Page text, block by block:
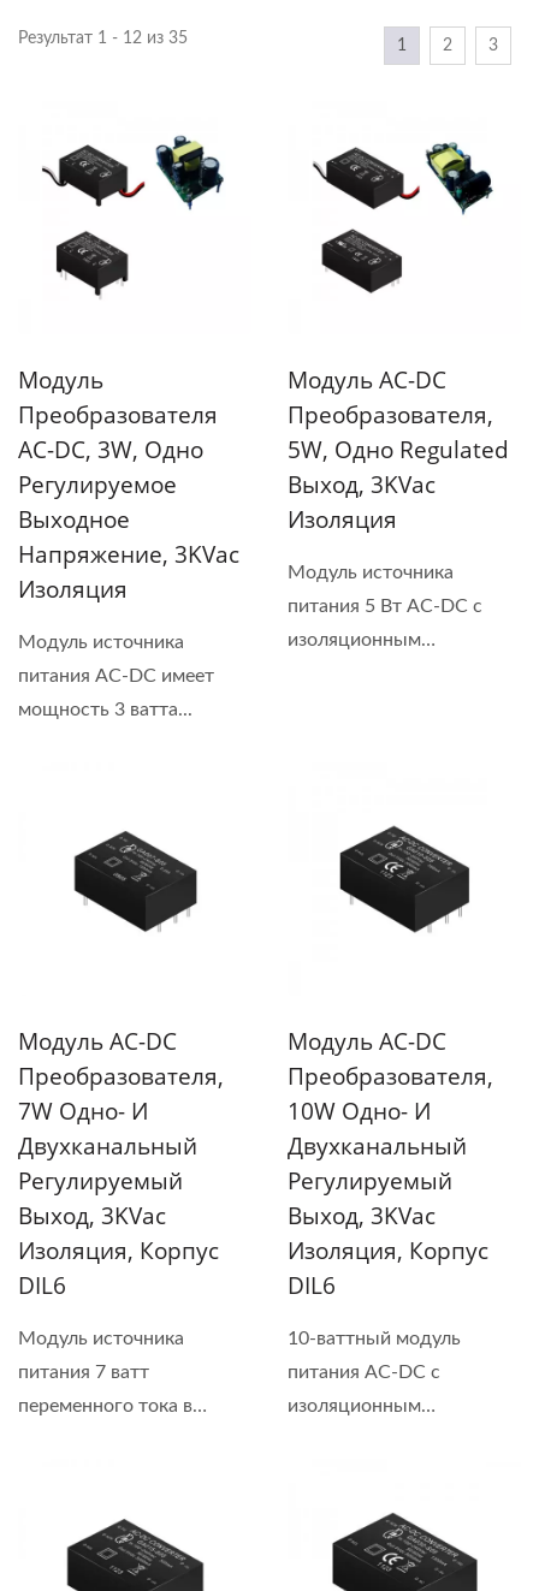
Результат 1 - 12 из 35 1 2 3
Модуль
Преобразователя
AC-DC, 3W, Одно
Регулируемое
Выходное
Напряжение, 3KVac
Изоляция
Модуль источника
питания AC-DC имеет
мощность 3 ватта...
Модуль AC-DC
Преобразователя,
5W, Одно Regulated
Выход, 3KVac
Изоляция
Модуль источника
питания 5 Вт AC-DC с
изоляционным
Модуль AC-DC
Преобразователя,
7W Одно- И
Двухканальный
Регулируемый
Выход, 3KVac
Изоляция, Корпус
DIL6
Модуль источника
питания 7 ватт
переменного тока в
Модуль AC-DC
Преобразователя,
10W Одно- И
Двухканальный
Регулируемый
Выход, 3KVac
Изоляция, Корпус
DIL6
10-ваттный модуль
питания AC-DC с
изоляционным